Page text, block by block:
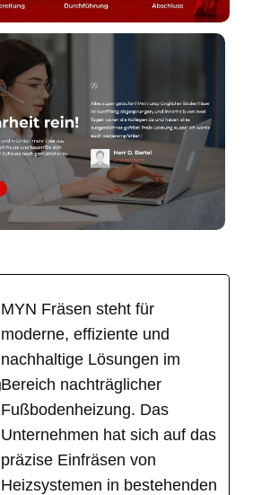
MYN Fräsen steht für
moderne, effiziente und
nachhaltige Lösungen im
Bereich nachträglicher
Fußbodenheizung. Das
Unternehmen hat sich auf das
präzise Einfräsen von
Heizsystemen in bestehenden